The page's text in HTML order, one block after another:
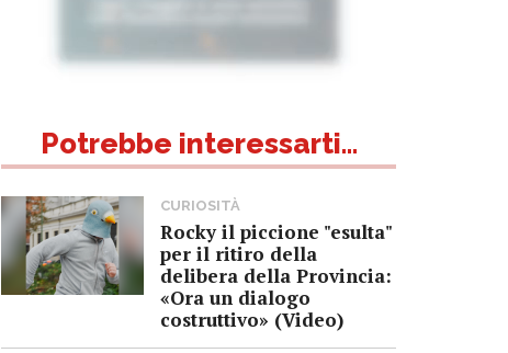
Potrebbe interessarti...
CURIOSITÀ
Rocky il piccione "esulta"
per il ritiro della
delibera della Provincia:
«Ora un dialogo
costruttivo» (Video)